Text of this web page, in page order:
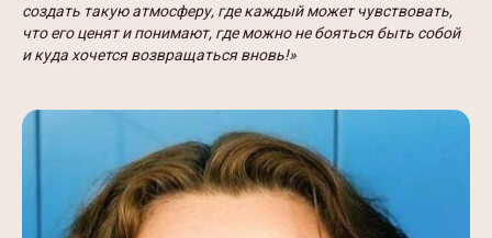
создать такую атмосферу, где каждый может чувствовать,
что его ценят и понимают, где можно не бояться быть собой
и куда хочется возвращаться вновь!»